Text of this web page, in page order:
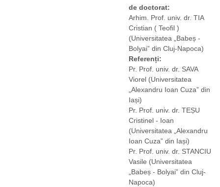
de doctorat:
Arhim. Prof. univ. dr. TIA
Cristian ( Teofil )
(Universitatea „Babeș -
Bolyai” din Cluj-Napoca)
Referenți:
Pr. Prof. univ. dr. SAVA
Viorel (Universitatea
„Alexandru Ioan Cuza” din
Iași)
Pr. Prof. univ. dr. TEȘU
Cristinel - Ioan
(Universitatea „Alexandru
Ioan Cuza” din Iași)
Pr. Prof. univ. dr. STANCIU
Vasile (Universitatea
„Babeș - Bolyai” din Cluj-
Napoca)